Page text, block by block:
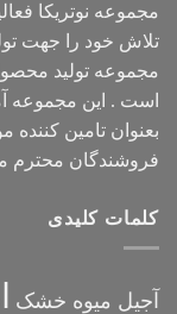
مجموعه نوتریکا
تلاش خود را جهت
مجموعه تولید
است . این مجموعه
بعنوان تامین کننده
فروشندگان محترم
کلمات کلیدی
آجیل میوه خشک